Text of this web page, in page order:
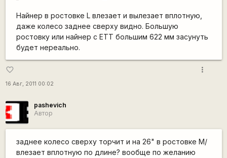
Найнер в ростовке L влезает и вылезает вплотную,
даже колесо заднее сверху видно. Большую
ростовку или найнер с ETT большим 622 мм засунуть
будет нереально.
favorite_border
16 Авг, 2011 00:02
more_vert
pashevich
Автор
заднее колесо сверху торчит и на 26" в ростовке М/
влезает вплотную по длине? вообще по желанию